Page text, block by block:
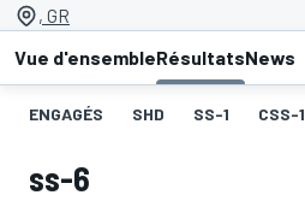
, GR
Vue d'ensembleRésultatsNews
ENGAGÉS SHD SS-1 CSS-1
ss-6